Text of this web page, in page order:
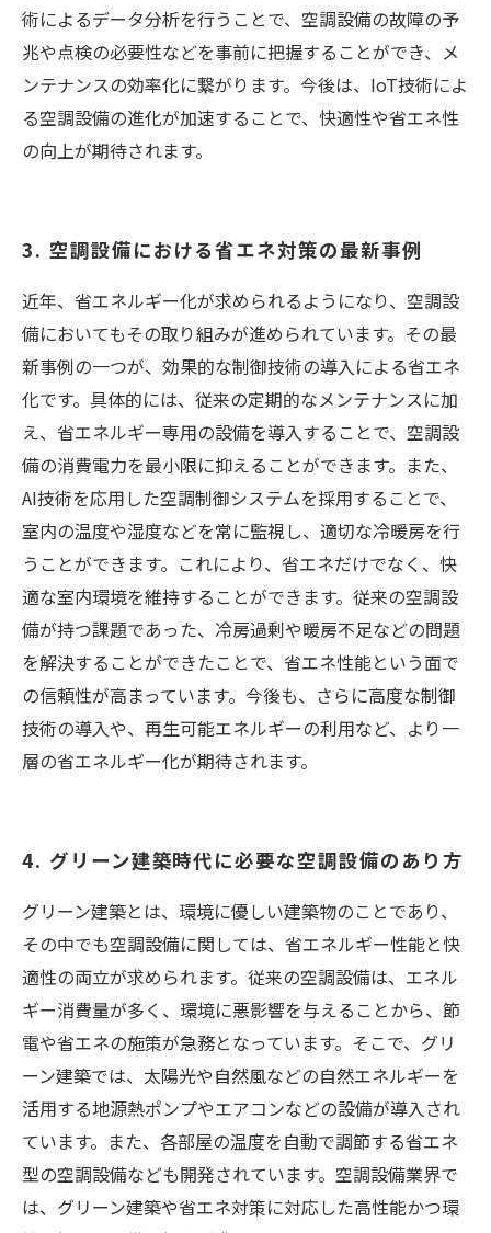
術によるデータ分析を行うことで、空調設備の故障の予
兆や点検の必要性などを事前に把握することができ、メ
ンテナンスの効率化に繋がります。今後は、IoT技術によ
る空調設備の進化が加速することで、快適性や省エネ性
の向上が期待されます。
3. 空調設備における省エネ対策の最新事例
近年、省エネルギー化が求められるようになり、空調設
備においてもその取り組みが進められています。その最
新事例の一つが、効果的な制御技術の導入による省エネ
化です。具体的には、従来の定期的なメンテナンスに加
え、省エネルギー専用の設備を導入することで、空調設
備の消費電力を最小限に抑えることができます。また、
AI技術を応用した空調制御システムを採用することで、
室内の温度や湿度などを常に監視し、適切な冷暖房を行
うことができます。これにより、省エネだけでなく、快
適な室内環境を維持することができます。従来の空調設
備が持つ課題であった、冷房過剰や暖房不足などの問題
を解決することができたことで、省エネ性能という面で
の信頼性が高まっています。今後も、さらに高度な制御
技術の導入や、再生可能エネルギーの利用など、より一
層の省エネルギー化が期待されます。
4. グリーン建築時代に必要な空調設備のあり方
グリーン建築とは、環境に優しい建築物のことであり、
その中でも空調設備に関しては、省エネルギー性能と快
適性の両立が求められます。従来の空調設備は、エネル
ギー消費量が多く、環境に悪影響を与えることから、節
電や省エネの施策が急務となっています。そこで、グリ
ーン建築では、太陽光や自然風などの自然エネルギーを
活用する地源熱ポンプやエアコンなどの設備が導入され
ています。また、各部屋の温度を自動で調節する省エネ
型の空調設備なども開発されています。空調設備業界で
は、グリーン建築や省エネ対策に対応した高性能かつ環